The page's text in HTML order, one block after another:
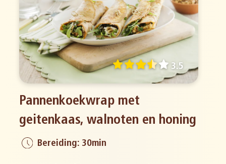
Pannenkoekwrap met
geitenkaas, walnoten en honing
Bereiding: 30min
3.5